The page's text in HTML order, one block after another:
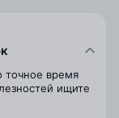
точное время
ищите